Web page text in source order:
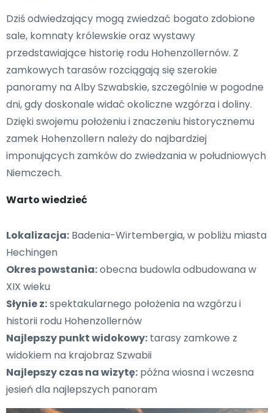
Dziś odwiedzający mogą zwiedzać bogato zdobione
sale, komnaty królewskie oraz wystawy
przedstawiające historię rodu Hohenzollernów. Z
zamkowych tarasów rozciągają się szerokie
panoramy na Alby Szwabskie, szczególnie w pogodne
dni, gdy doskonale widać okoliczne wzgórza i doliny.
Dzięki swojemu położeniu i znaczeniu historycznemu
zamek Hohenzollern należy do najbardziej
imponujących zamków do zwiedzania w południowych
Niemczech.
Warto wiedzieć
Lokalizacja: Badenia-Wirtembergia, w pobliżu miasta
Hechingen
Okres powstania:obecna budowla odbudowana w
XIX wieku
Słynie z:spektakularnego położenia na wzgórzu i
historii rodu Hohenzollernów
Najlepszy punkt widokowy: tarasy zamkowe z
widokiem na krajobraz Szwabii
Najlepszy czas na wizytę: późna wiosna i wczesna
jesień dla najlepszych panoram